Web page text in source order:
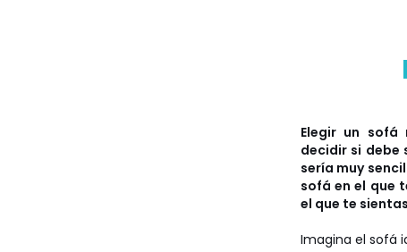
Elegir un
decidir si debe
sería muy
sofá en el que
el que te
Imagina el sofá